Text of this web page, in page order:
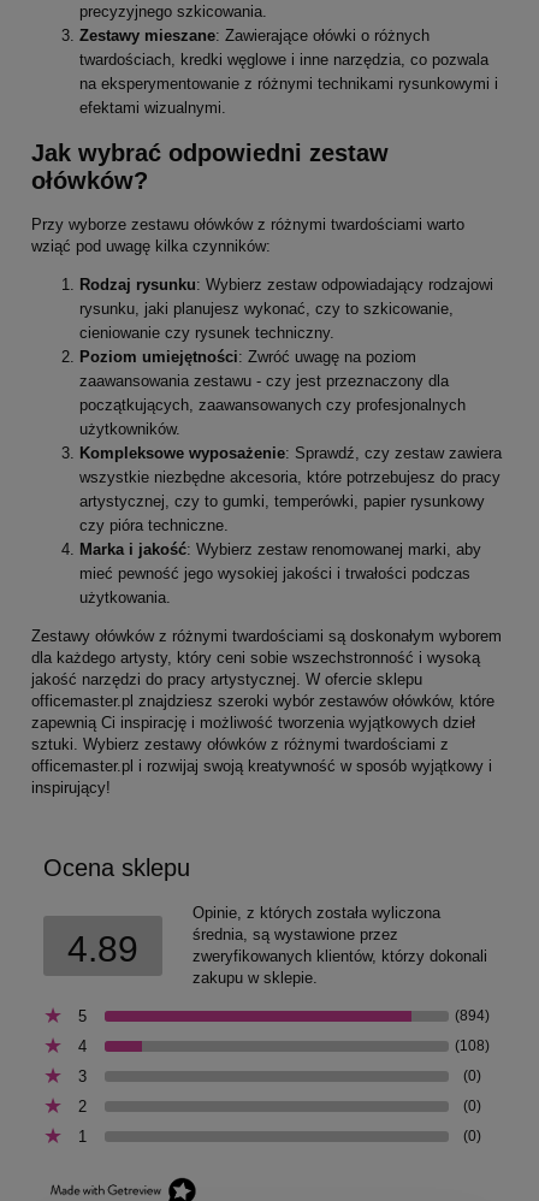
precyzyjnego szkicowania.
Zestawy mieszane: Zawierające ołówki o różnych
twardościach, kredki węglowe i inne narzędzia, co pozwala
na eksperymentowanie z różnymi technikami rysunkowymi i
efektami wizualnymi.
Jak wybrać odpowiedni zestaw
ołówków?
Przy wyborze zestawu ołówków z różnymi twardościami warto
wziąć pod uwagę kilka czynników:
Rodzaj rysunku: Wybierz zestaw odpowiadający rodzajowi
rysunku, jaki planujesz wykonać, czy to szkicowanie,
cieniowanie czy rysunek techniczny.
Poziom umiejętności: Zwróć uwagę na poziom
zaawansowania zestawu - czy jest przeznaczony dla
początkujących, zaawansowanych czy profesjonalnych
użytkowników.
Kompleksowe wyposażenie: Sprawdź, czy zestaw zawiera
wszystkie niezbędne akcesoria, które potrzebujesz do pracy
artystycznej, czy to gumki, temperówki, papier rysunkowy
czy pióra techniczne.
Marka i jakość: Wybierz zestaw renomowanej marki, aby
mieć pewność jego wysokiej jakości i trwałości podczas
użytkowania.
Zestawy ołówków z różnymi twardościami są doskonałym wyborem
dla każdego artysty, który ceni sobie wszechstronność i wysoką
jakość narzędzi do pracy artystycznej. W ofercie sklepu
officemaster.pl znajdziesz szeroki wybór zestawów ołówków, które
zapewnią Ci inspirację i możliwość tworzenia wyjątkowych dzieł
sztuki. Wybierz zestawy ołówków z różnymi twardościami z
officemaster.pl i rozwijaj swoją kreatywność w sposób wyjątkowy i
inspirujący!
Ocena sklepu
4.89
Opinie, z których została wyliczona
średnia, są wystawione przez
zweryfikowanych klientów, którzy dokonali
zakupu w sklepie.
5 (894)
4 (108)
3 (0)
2 (0)
1 (0)